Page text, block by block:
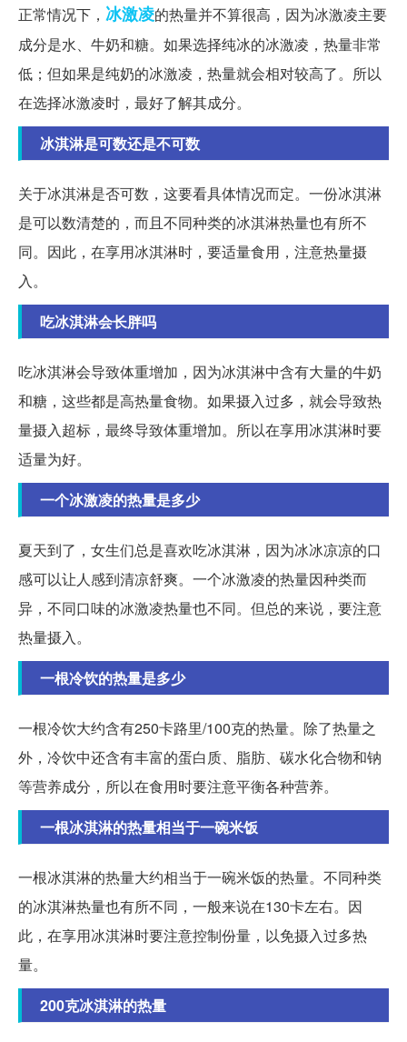
正常情况下， 冰激凌的热量并不算很高，因为冰激凌主要
成分是水、牛奶和糖。如果选择纯冰的冰激凌，热量非常
低；但如果是纯奶的冰激凌，热量就会相对较高了。所以
在选择冰激凌时，最好了解其成分。
冰淇淋是可数还是不可数
关于冰淇淋是否可数，这要看具体情况而定。一份冰淇淋
是可以数清楚的，而且不同种类的冰淇淋热量也有所不
同。因此，在享用冰淇淋时，要适量食用，注意热量摄
入。
吃冰淇淋会长胖吗
吃冰淇淋会导致体重增加，因为冰淇淋中含有大量的牛奶
和糖，这些都是高热量食物。如果摄入过多，就会导致热
量摄入超标，最终导致体重增加。所以在享用冰淇淋时要
适量为好。
一个冰激凌的热量是多少
夏天到了，女生们总是喜欢吃冰淇淋，因为冰冰凉凉的口
感可以让人感到清凉舒爽。一个冰激凌的热量因种类而
异，不同口味的冰激凌热量也不同。但总的来说，要注意
热量摄入。
一根冷饮的热量是多少
一根冷饮大约含有250卡路里/100克的热量。除了热量之
外，冷饮中还含有丰富的蛋白质、脂肪、碳水化合物和钠
等营养成分，所以在食用时要注意平衡各种营养。
一根冰淇淋的热量相当于一碗米饭
一根冰淇淋的热量大约相当于一碗米饭的热量。不同种类
的冰淇淋热量也有所不同，一般来说在130卡左右。因
此，在享用冰淇淋时要注意控制份量，以免摄入过多热
量。
200克冰淇淋的热量